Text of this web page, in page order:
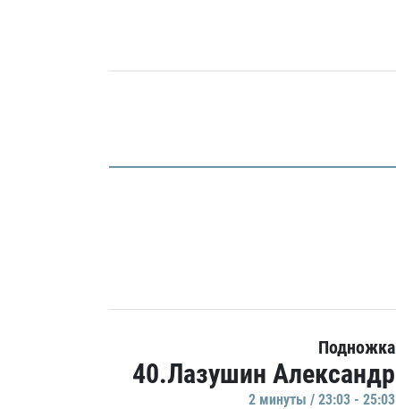
Подножка
40.Лазушин Александр
2 минуты / 23:03 - 25:03